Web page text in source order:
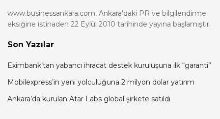
www.businessankara.com, Ankara'daki PR ve bilgilendirme
eksiğine istinaden 22 Eylül 2010 tarihinde yayına başlamıştır.
Son Yazılar
Eximbank’tan yabancı ihracat destek kuruluşuna ilk “garanti”
Mobilexpress’in yeni yolculuğuna 2 milyon dolar yatırım
Ankara’da kurulan Atar Labs global şirkete satıldı